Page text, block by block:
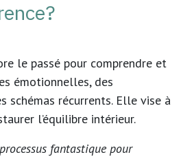
le passé pour comprendre et
émotionnelles, des
schémas récurrents. Elle vise à
l’équilibre intérieur.
fantastique pour